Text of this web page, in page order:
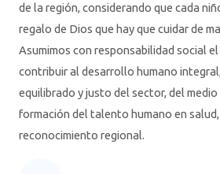
de la región, considerando que cada
regalo de Dios que hay que cuidar de
Asumimos con responsabilidad social
contribuir al desarrollo humano
equilibrado y justo del sector, del medio
formación del talento humano en
reconocimiento regional.